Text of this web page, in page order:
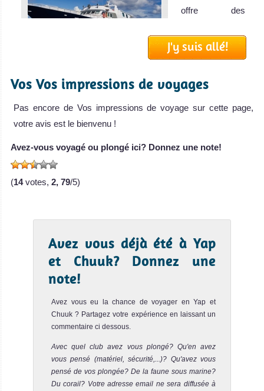
offre des
Truk Master Avis
Plongée
J'y suis allé!
Vos Vos impressions de voyages
Pas encore de Vos impressions de voyage sur cette page,
votre avis est le bienvenu !
Avez-vous voyagé ou plongé ici? Donnez une note!
(14votes, 2, 79/5)
Avez vous déjà été à Yap
et Chuuk? Donnez une
note!
Avez vous eu la chance de voyager en Yap et
Chuuk ? Partagez votre expérience en laissant un
commentaire ci dessous.
Avec quel club avez vous plongé? Qu'en avez
vous pensé (matériel, sécurité,...)? Qu'avez vous
pensé de vos plongée? De la faune sous marine?
Du corail? Votre adresse email ne sera diffusée à